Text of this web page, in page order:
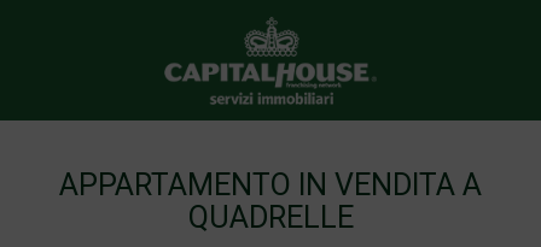
APPARTAMENTO IN VENDITA A
QUADRELLE